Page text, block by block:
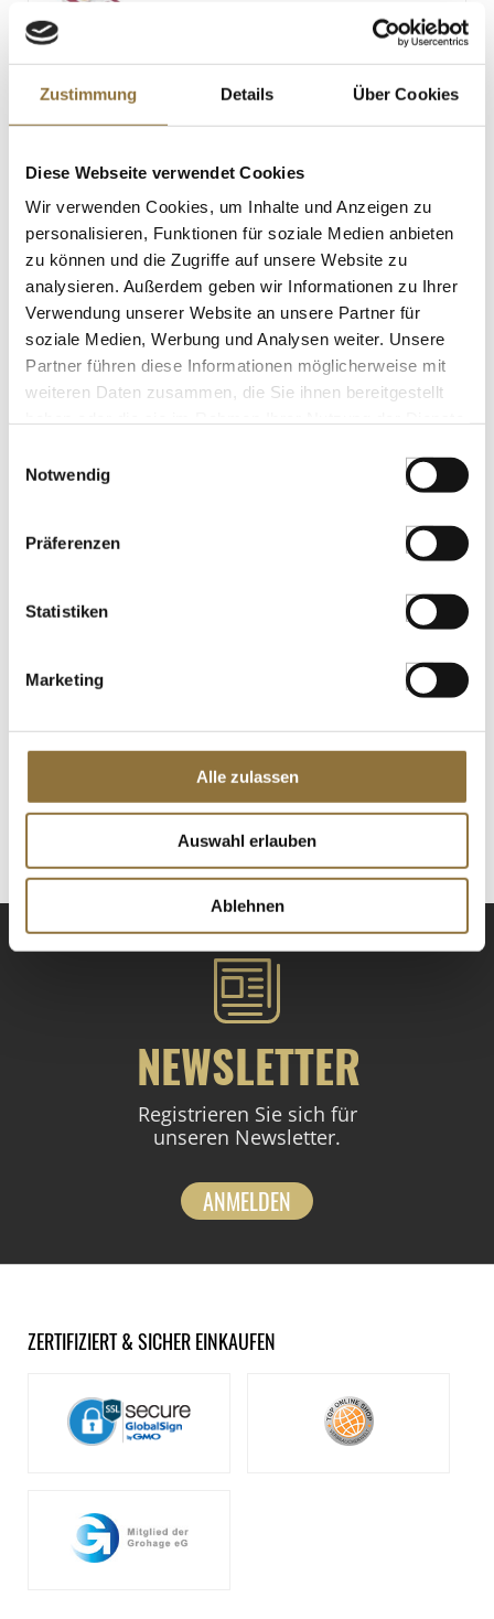
Zustimmung Details Über Cookies
Diese Webseite verwendet Cookies
Wir verwenden Cookies, um Inhalte und Anzeigen zu
personalisieren, Funktionen für soziale Medien anbieten
zu können und die Zugriffe auf unsere Website zu
analysieren. Außerdem geben wir Informationen zu Ihrer
Verwendung unserer Website an unsere Partner für
soziale Medien, Werbung und Analysen weiter. Unsere
Partner führen diese Informationen möglicherweise mit
weiteren Daten zusammen, die Sie ihnen bereitgestellt
Notwendig
Präferenzen
Statistiken
Marketing
Alle zulassen
Auswahl erlauben
Ablehnen
LEBENSMITTELKENNZEICHNUNGEN
St.
LEBENSMITTELKENNZEICHNUNGEN
Crispy Chili Oil - Chili in Öl mit
knusprigen Zwiebeln, Lao Gan Ma, 210
g
Art.Nr.:54368
€ 6,38
€ 30,38/ kg
LEBENSMITTELKENNZEICHNUNGEN
Gewürzgarten Hirschhornsalz - ABC-
Produkt nur für Gastronomiekunden verfügbar.
NEWSLETTER
Registrieren Sie sich für
unseren Newsletter.
ANMELDEN
ZERTIFIZIERT & SICHER EINKAUFEN